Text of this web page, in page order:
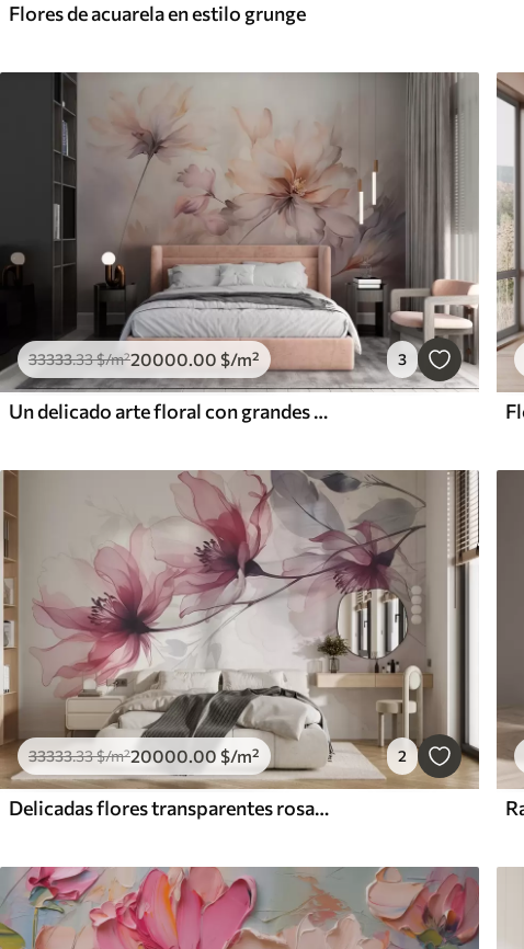
Flores de acuarela en estilo grunge
33333.33$/m²20000 .00 $/m² 3
Un delicado arte floral con grandes flores de colores pastel con pétalos translúcidos, tallos suaves y un suave fondo difuminado
33333.33$/m²20000.00 $/m² 2
Delicadas flores transparentes rosas y grises con pétalos suaves y difuminados sobre fondo blanco